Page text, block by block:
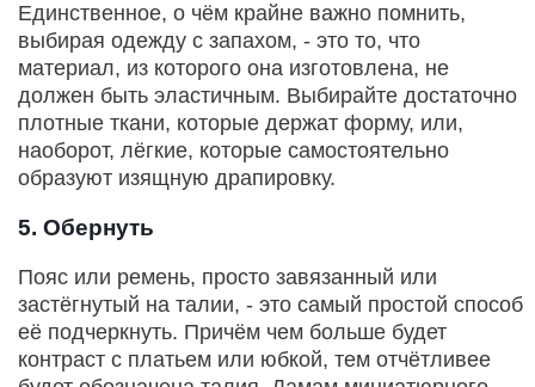
Единственное, о чём крайне важно помнить,
выбирая одежду с запахом, - это то, что
материал, из которого она изготовлена, не
должен быть эластичным. Выбирайте достаточно
плотные ткани, которые держат форму, или,
наоборот, лёгкие, которые самостоятельно
образуют изящную драпировку.
5. Обернуть
Пояс или ремень, просто завязанный или
застёгнутый на талии, - это самый простой способ
её подчеркнуть. Причём чем больше будет
контраст с платьем или юбкой, тем отчётливее